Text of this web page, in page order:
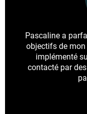
Pascaline a
objectifs de mon
implémenté
contacté par